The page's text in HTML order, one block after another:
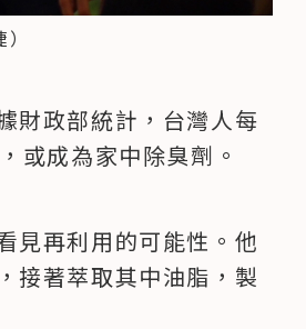
財政部統計，台灣人每
或成為家中除臭劑。
見再利用的可能性。他
接著萃取其中油脂，製